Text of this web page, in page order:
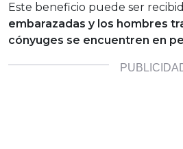
Este beneficio puede ser
embarazadas y los hombres
cónyuges se encuentren en